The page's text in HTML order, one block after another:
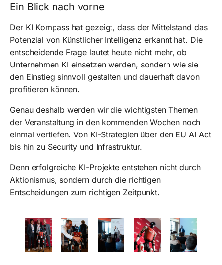
Ein Blick nach vorne
Der KI Kompass hat gezeigt, dass der Mittelstand das
Potenzial von Künstlicher Intelligenz erkannt hat. Die
entscheidende Frage lautet heute nicht mehr, ob
Unternehmen KI einsetzen werden, sondern wie sie
den Einstieg sinnvoll gestalten und dauerhaft davon
profitieren können.
Genau deshalb werden wir die wichtigsten Themen
der Veranstaltung in den kommenden Wochen noch
einmal vertiefen. Von KI-Strategien über den EU AI Act
bis hin zu Security und Infrastruktur.
Denn erfolgreiche KI-Projekte entstehen nicht durch
Aktionismus, sondern durch die richtigen
Entscheidungen zum richtigen Zeitpunkt.